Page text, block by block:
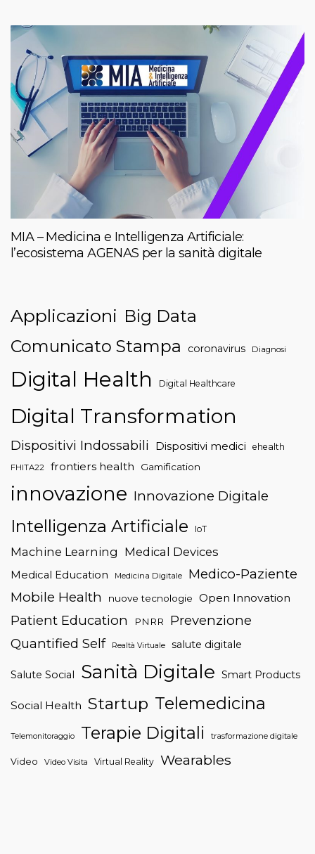
MIA – Medicina e Intelligenza Artificiale:
l’ecosistema AGENAS per la sanità digitale
Applicazioni Big Data
Comunicato Stampa
coronavirus Diagnosi
Digital Health Digital Healthcare
Digital Transformation
Dispositivi Indossabili Dispositivi medici ehealth
FHITA22 frontiers health Gamification
innovazione Innovazione Digitale
Intelligenza Artificiale IoT
Machine Learning Medical Devices
Medical Education Medicina Digitale
Medico-Paziente
Mobile Health
nuove tecnologie Open Innovation
Patient Education PNRR
Prevenzione
Quantified Self
Realtà Virtuale salute digitale
Salute Social Sanità Digitale Smart Products
Social Health Startup Telemedicina
Telemonitoraggio Terapie Digitali trasformazione digitale
Video Video Visita Virtual Reality Wearables